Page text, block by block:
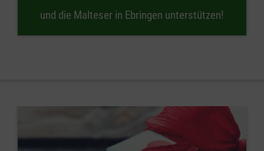
und die Malteser in Ebringen unterstützen!